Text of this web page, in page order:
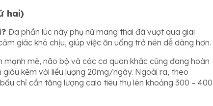
hai)
Đa phần lúc này phụ nữ mang thai đã vượt qua giai
giác khó chịu, giúp việc ăn uống trở nên dễ dàng hơn.
mẽ, não bộ và các cơ quan khác cũng đang hoàn
kẽm với liều lượng 20mg/ngày. Ngoài ra, theo
chỉ cần tăng lượng calo tiêu thụ lên khoảng 300 – 400